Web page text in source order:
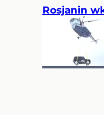
Rosjanin